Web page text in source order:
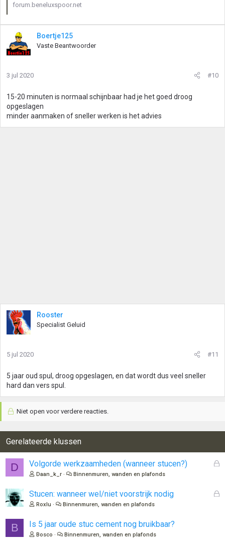
forum.beneluxspoor.net
Boertje125
Vaste Beantwoorder
3 jul 2020 #10
15-20 minuten is normaal schijnbaar had je het goed droog
opgeslagen
minder aanmaken of sneller werken is het advies
Rooster
Specialist Geluid
5 jul 2020 #11
5 jaar oud spul, droog opgeslagen, en dat wordt dus veel sneller
hard dan vers spul.
Niet open voor verdere reacties.
Gerelateerde klussen
D
G
Volgorde werkzaamheden (wanneer stucen?)
Daan_k_r Binnenmuren, wanden en plafonds
G
Stucen: wanneer wel/niet voorstrijk nodig
Roxlu Binnenmuren, wanden en plafonds
B Is 5 jaar oude stuc cement nog bruikbaar?
Bosco Binnenmuren, wanden en plafonds